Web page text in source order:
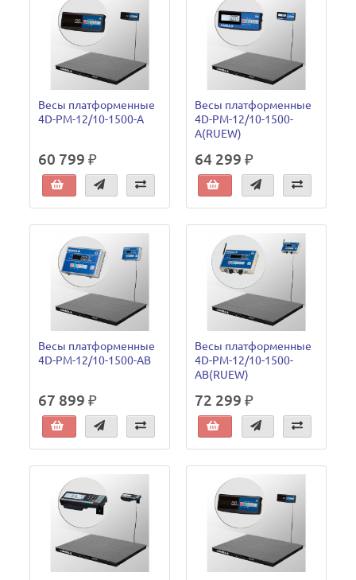
Весы платформенные
4D-PM-12/10-1500-A
60 799 ₽
Весы платформенные
4D-PM-12/10-1500-
A(RUEW)
64 299 ₽
Весы платформенные
4D-PM-12/10-1500-AB
67 899 ₽
Весы платформенные
4D-PM-12/10-1500-
AB(RUEW)
72 299 ₽